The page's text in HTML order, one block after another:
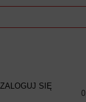
ZALOGUJ SIĘ